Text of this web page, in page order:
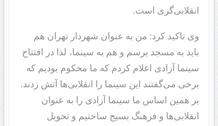
انقلابی‌گری است.
وی تاکید کرد: من به عنوان شهردار تهران هم
باید به مسجد برسم و هم به سینما، لذا در افتتاح
سینما آزادی اعلام کردم که ما محکوم بودیم که
برخی می‌گفتند این سینما را انقلابی‌ها آتش زدند.
بر همین اساس ما سینما آزادی را به عنوان
انقلابی‌ها و فرهنگ بسیج ساختیم و تحویل